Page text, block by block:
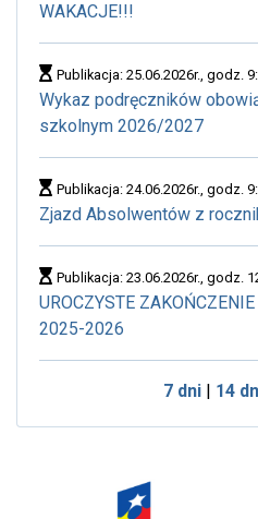
WAKACJE!!!
Publikacja: 25.06.2026r., godz.
Wykaz podręczników
szkolnym 2026/2027
Publikacja: 24.06.2026r., godz.
Zjazd Absolwentów z
Publikacja: 23.06.2026r., godz.
UROCZYSTE
2025-2026
7 dni| 14